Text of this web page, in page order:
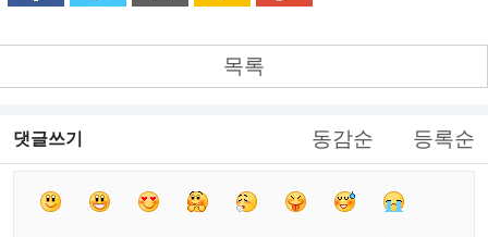
목록
댓글쓰기 동감순 등록순